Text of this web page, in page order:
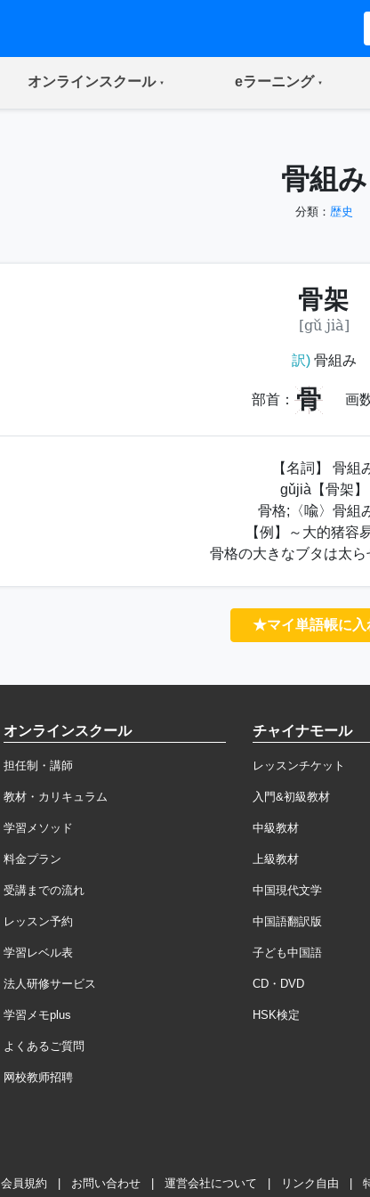
オンラインスクール(current) eラーニング(current)
骨組み
分類： 歴史
骨架
[gǔ jià]
訳)骨組み
部首： 骨 画
【名詞】 骨組
gǔjià【骨架】
骨格;〈喩〉骨組
【例】～大的猪容
骨格の大きなブタは太ら
★マイ単語帳に入
オンラインスクール
担任制・講師
教材・カリキュラム
学習メソッド
料金プラン
受講までの流れ
レッスン予約
学習レベル表
法人研修サービス
学習メモplus
よくあるご質問
网校教师招聘
チャイナモール
レッスンチケット
入門&初級教材
中級教材
上級教材
中国現代文学
中国語翻訳版
子ども中国語
CD・DVD
HSK検定
会員規約 お問い合わせ 運営会社について リンク自由